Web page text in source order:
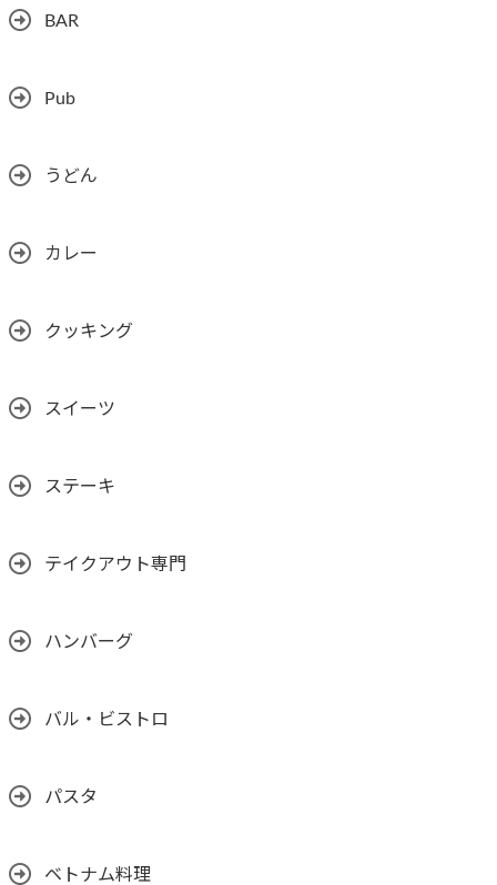
BAR
Pub
うどん
カレー
クッキング
スイーツ
ステーキ
テイクアウト専門
ハンバーグ
バル・ビストロ
パスタ
ベトナム料理